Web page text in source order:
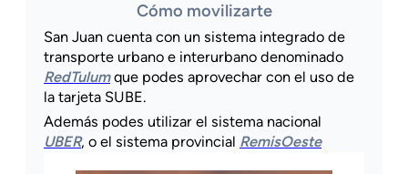
Cómo movilizarte
San Juan cuenta con un sistema integrado de
transporte urbano e interurbano denominado
RedTulumque podes aprovechar con el uso de
la tarjeta SUBE.
Además podes utilizar el sistema nacional
UBER, o el sistema provincial RemisOeste